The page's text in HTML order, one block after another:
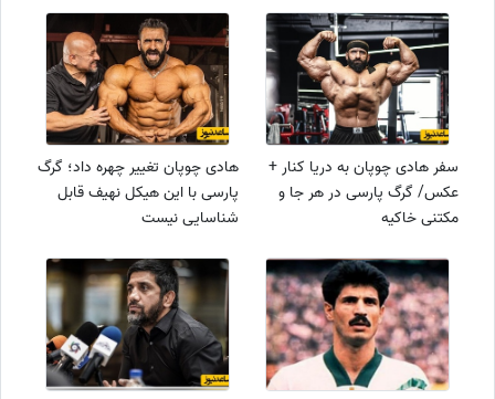
سفر هادی چوپان به دریا کنار +
عکس/ گرگ پارسی در هر جا و
مکتنی خاکیه
هادی چوپان تغییر چهره داد؛ گرگ
پارسی با این هیکل نهیف قابل
شناسایی نیست